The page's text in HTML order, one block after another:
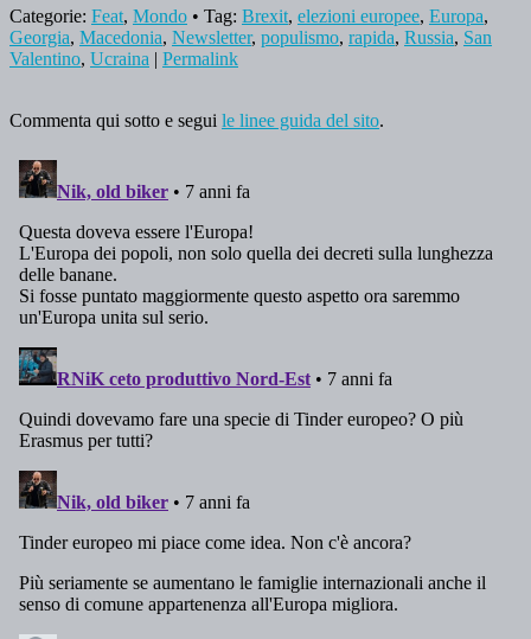
Categorie: Feat, Mondo • Tag: Brexit, elezioni europee, Europa,
Georgia, Macedonia, Newsletter, populismo, rapida, Russia, San
Valentino, Ucraina | Permalink
Commenta qui sotto e segui le linee guida del sito.